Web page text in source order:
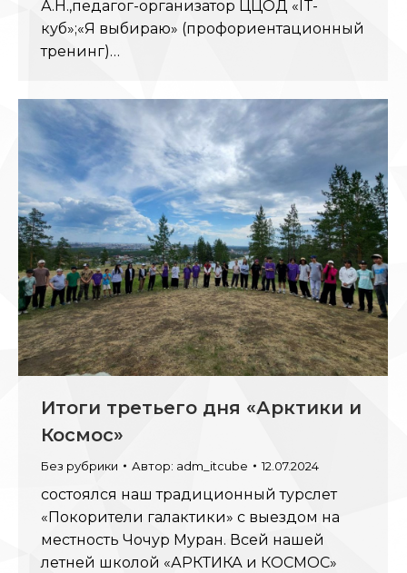
А.Н.,педагог-организатор ЦЦОД «IT-
куб»;«Я выбираю» (профориентационный
тренинг)…
Итоги третьего дня «Арктики и
Космос»
Без рубрики Автор: adm_itcube 12.07.2024
состоялся наш традиционный турслет
«Покорители галактики» с выездом на
местность Чочур Муран. Всей нашей
летней школой «АРКТИКА и КОСМОС»